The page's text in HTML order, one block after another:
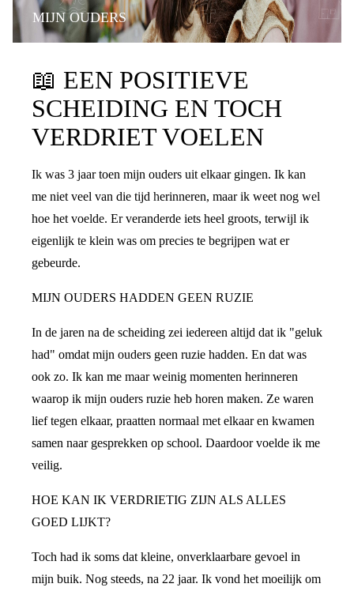
MIJN OUDERS
📖 EEN POSITIEVE
SCHEIDING EN TOCH
VERDRIET VOELEN
Ik was 3 jaar toen mijn ouders uit elkaar gingen. Ik kan
me niet veel van die tijd herinneren, maar ik weet nog wel
hoe het voelde. Er veranderde iets heel groots, terwijl ik
eigenlijk te klein was om precies te begrijpen wat er
gebeurde.
MIJN OUDERS HADDEN GEEN RUZIE
In de jaren na de scheiding zei iedereen altijd dat ik "geluk
had" omdat mijn ouders geen ruzie hadden. En dat was
ook zo. Ik kan me maar weinig momenten herinneren
waarop ik mijn ouders ruzie heb horen maken. Ze waren
lief tegen elkaar, praatten normaal met elkaar en kwamen
samen naar gesprekken op school. Daardoor voelde ik me
veilig.
HOE KAN IK VERDRIETIG ZIJN ALS ALLES
GOED LIJKT?
Toch had ik soms dat kleine, onverklaarbare gevoel in
mijn buik. Nog steeds, na 22 jaar. Ik vond het moeilijk om